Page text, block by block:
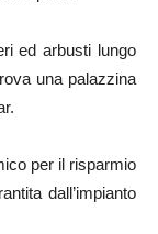
ed arbusti lungo
una palazzina
per il risparmio
dall’impianto